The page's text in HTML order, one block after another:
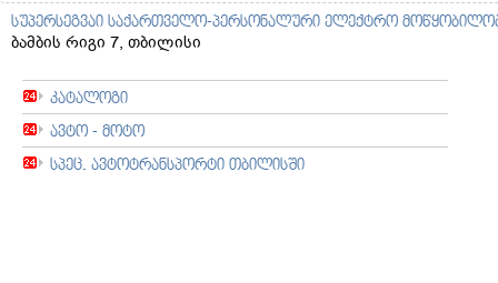
სუპერსეგვაი საქართველო-პერსონალური ელექტრო
ბამბის რიგი 7, თბილისი
კატალოგი
ავტო - მოტო
სპეც. ავტოტრანსპორტი თბილისში